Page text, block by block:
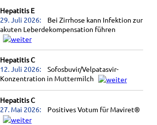
Hepatitis E
29. Juli 2026:
Bei Zirrhose kann Infektion zur
akuten Leberdekompensation führen
Hepatitis C
12. Juli 2026:
Sofosbuvir/Velpatasvir-
Konzentration in Muttermilch
Hepatitis C
27. Mai 2026:
Positives Votum für Maviret®